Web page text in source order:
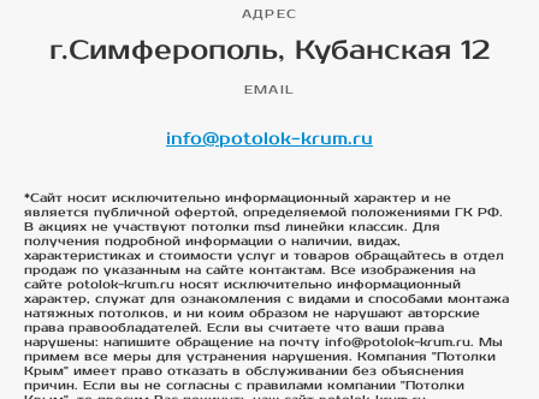
АДРЕС
г.Симферополь, Кубанская 12
EMAIL
info@potolok-krum.ru
*Сайт носит исключительно информационный характер и не
является публичной офертой, определяемой положениями ГК РФ.
В акциях не участвуют потолки msd линейки классик. Для
получения подробной информации о наличии, видах,
характеристиках и стоимости услуг и товаров обращайтесь в отдел
продаж по указанным на сайте контактам. Все изображения на
сайте potolok-krum.ru носят исключительно информационный
характер, служат для ознакомления с видами и способами монтажа
натяжных потолков, и ни коим образом не нарушают авторские
права правообладателей. Если вы считаете что ваши права
нарушены: напишите обращение на почту info@potolok-krum.ru. Мы
примем все меры для устранения нарушения. Компания "Потолки
Крым" имеет право отказать в обслуживании без объяснения
причин. Если вы не согласны с правилами компании "Потолки